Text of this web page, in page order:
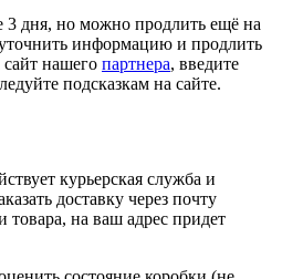
3 дня, но можно продлить ещё на
информацию и продлить
сайт нашего партнера, введите
подсказкам на сайте.
курьерская служба и
доставку через почту
на ваш адрес придет